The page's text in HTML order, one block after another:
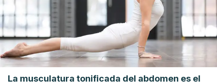
La musculatura tonificada del abdomen es el